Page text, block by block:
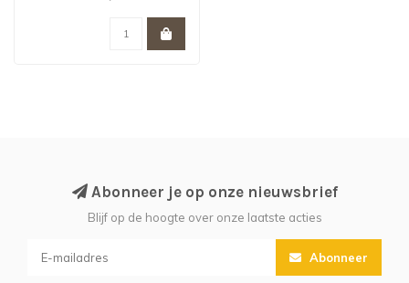
Abonneer je op onze nieuwsbrief
Blijf op de hoogte over onze laatste acties
Abonneer